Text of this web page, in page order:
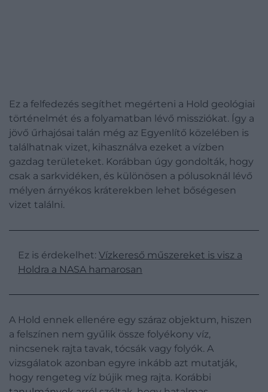
Ez a felfedezés segíthet megérteni a Hold geológiai
történelmét és a folyamatban lévő missziókat. Így a
jövő űrhajósai talán még az Egyenlítő közelében is
találhatnak vizet, kihasználva ezeket a vízben
gazdag területeket. Korábban úgy gondolták, hogy
csak a sarkvidéken, és különösen a pólusoknál lévő
mélyen árnyékos kráterekben lehet bőségesen
vizet találni.
Ez is érdekelhet: Vízkereső műszereket is visz a
Holdra a NASA hamarosan
A Hold ennek ellenére egy száraz objektum, hiszen
a felszínen nem gyűlik össze folyékony víz,
nincsenek rajta tavak, tócsák vagy folyók. A
vizsgálatok azonban egyre inkább azt mutatják,
hogy rengeteg víz bújik meg rajta. Korábbi